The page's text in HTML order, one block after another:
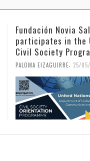
Fundación Novia
participates in the
Civil Society
PALOMA EIZAGUIRRE 25/